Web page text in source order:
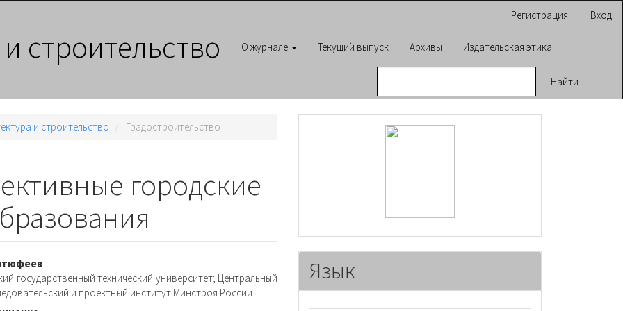
Регистрация Вход
строительство О журнале Текущий выпуск Архивы Издательская этика
Найти
и строительство Градостроительство
городские
государственный технический университет; Центральный
и проектный институт Минстроя России
Язык